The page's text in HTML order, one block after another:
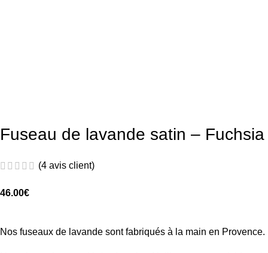
Fuseau de lavande satin – Fuchsia
(4 avis client)
46.00€
Nos fuseaux de lavande sont fabriqués à la main en Provence.